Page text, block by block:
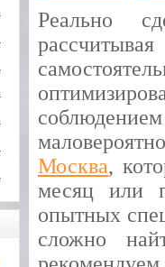
Реально
Москва,
месяц или
опытных
сложно